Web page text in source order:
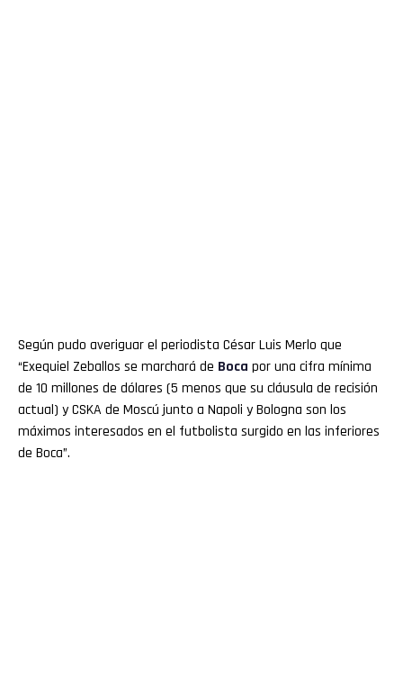
Según pudo averiguar el periodista César Luis Merlo que
“Exequiel Zeballos se marchará de Boca por una cifra mínima
de 10 millones de dólares (5 menos que su cláusula de recisión
actual) y CSKA de Moscú junto a Napoli y Bologna son los
máximos interesados en el futbolista surgido en las inferiores
de Boca”.